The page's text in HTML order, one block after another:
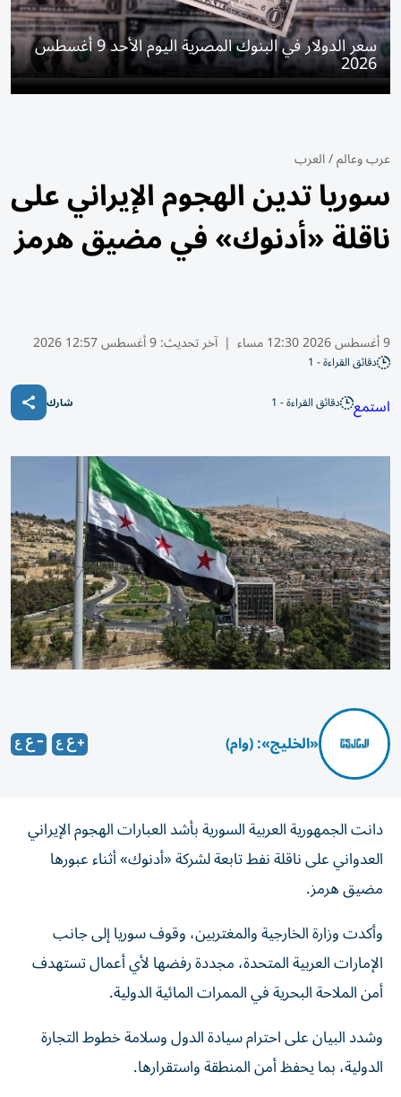
سعر الدولار في البنوك المصرية اليوم الأحد 9 أغسطس
2026
عرب وعالم/العرب
سوريا تدين الهجوم الإيراني على
ناقلة «أدنوك» في مضيق هرمز
9 أغسطس 2026 12:30 مساء | آخر تحديث:9 أغسطس 12:57 2026
دقائق القراءة - 1
استمع دقائق القراءة - 1 شارك
«الخليج»: (وام)
دانت الجمهورية العربية السورية بأشد العبارات الهجوم الإيراني
العدواني على ‏ناقلة نفط تابعة لشركة «أدنوك» أثناء عبورها
مضيق هرمز.‏
وأكدت وزارة الخارجية والمغتربين، وقوف سوريا إلى ‏جانب
الإمارات العربية المتحدة، مجددة رفضها لأي أعمال تستهدف
أمن الملاحة ‏البحرية في الممرات المائية الدولية.‏
وشدد البيان على احترام سيادة الدول وسلامة خطوط التجارة
الدولية، بما ‏يحفظ أمن المنطقة واستقرارها.‏